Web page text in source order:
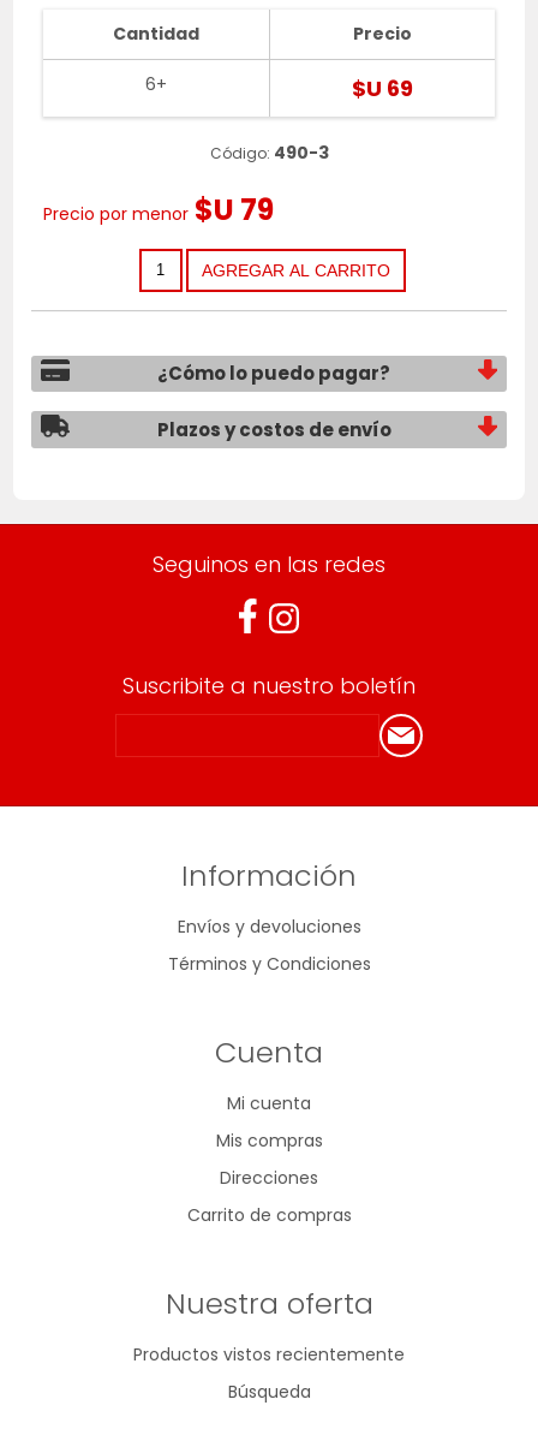
Cantidad
6+
Precio
$U 69
Código: 490-3
Precio por menor $U 79
¿Cómo lo puedo pagar?
Plazos y costos de envío
Seguinos en las redes
Suscribite a nuestro boletín
Información
Envíos y devoluciones
Términos y Condiciones
Cuenta
Mi cuenta
Mis compras
Direcciones
Carrito de compras
Nuestra oferta
Productos vistos recientemente
Búsqueda